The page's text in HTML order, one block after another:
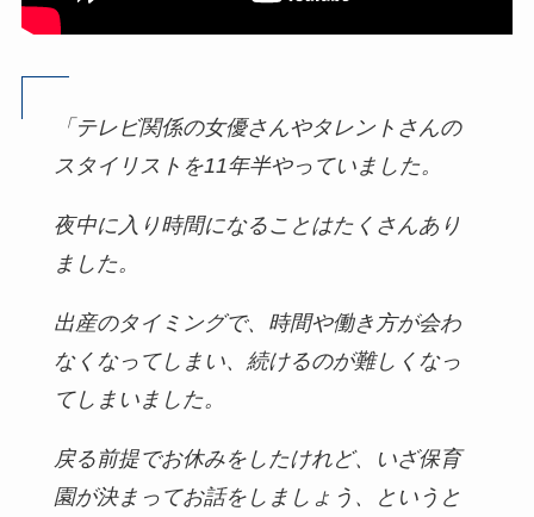
「テレビ関係の女優さんやタレントさんの
スタイリストを11年半やっていました。
夜中に入り時間になることはたくさんあり
ました。
出産のタイミングで、時間や働き方が会わ
なくなってしまい、続けるのが難しくなっ
てしまいました。
戻る前提でお休みをしたけれど、いざ保育
園が決まってお話をしましょう、というと